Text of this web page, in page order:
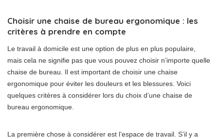
Choisir une chaise de bureau ergonomique : les
critères à prendre en compte
Le travail à domicile est une option de plus en plus populaire,
mais cela ne signifie pas que vous pouvez choisir n’importe quelle
chaise de bureau. Il est important de choisir une chaise
ergonomique pour éviter les douleurs et les blessures. Voici
quelques critères à considérer lors du choix d’une chaise de
bureau ergonomique.
La première chose à considérer est l’espace de travail. S’il y a